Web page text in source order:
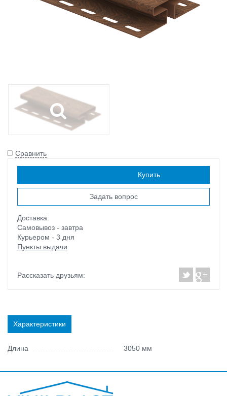
Сравнить
Купить
Задать вопрос
Доставка:
Самовывоз - завтра
Курьером - 3 дня
Пункты выдачи
Рассказать друзьям:
Характеристики
Длина 3050 мм